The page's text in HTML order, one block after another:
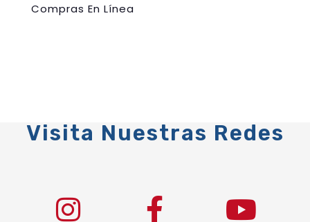
Compras En Línea
Visita Nuestras Redes